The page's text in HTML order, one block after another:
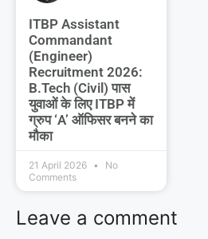
ITBP Assistant
Commandant
(Engineer)
Recruitment 2026:
B.Tech (Civil) पास
युवाओं के लिए ITBP में
ग्रुप ‘A’ ऑफिसर बनने का
मौका
21 April 2026
No
Comments
Leave a comment